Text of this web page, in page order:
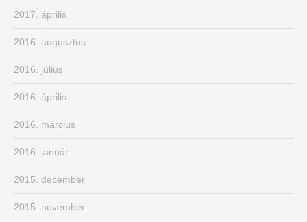
2017. április
2016. augusztus
2016. július
2016. április
2016. március
2016. január
2015. december
2015. november